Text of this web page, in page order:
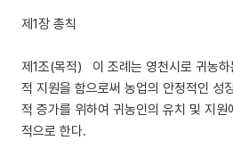
제1장 총칙
제1조(목적) 이 조례는 영천시로 귀농하
적 지원을 함으로써 농업의 안정적인 성
적 증가를 위하여 귀농인의 유치 및 지
적으로 한다.